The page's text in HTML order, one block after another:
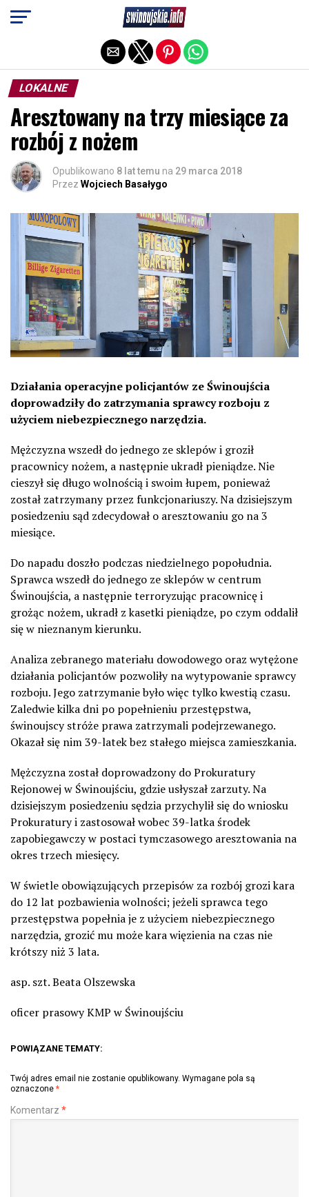
LOKALNE
Aresztowany na trzy miesiące za
rozbój z nożem
Opublikowano 8 lat temu na 29 marca 2018
Przez Wojciech Basałygo
Działania operacyjne policjantów ze Świnoujścia
doprowadziły do zatrzymania sprawcy rozboju z
użyciem niebezpiecznego narzędzia.
Mężczyzna wszedł do jednego ze sklepów i groził
pracownicy nożem, a następnie ukradł pieniądze. Nie
cieszył się długo wolnością i swoim łupem, ponieważ
został zatrzymany przez funkcjonariuszy. Na dzisiejszym
posiedzeniu sąd zdecydował o aresztowaniu go na 3
miesiące.
Do napadu doszło podczas niedzielnego popołudnia.
Sprawca wszedł do jednego ze sklepów w centrum
Świnoujścia, a następnie terroryzując pracownicę i
grożąc nożem, ukradł z kasetki pieniądze, po czym oddalił
się w nieznanym kierunku.
Analiza zebranego materiału dowodowego oraz wytężone
działania policjantów pozwoliły na wytypowanie sprawcy
rozboju. Jego zatrzymanie było więc tylko kwestią czasu.
Zaledwie kilka dni po popełnieniu przestępstwa,
świnoujscy stróże prawa zatrzymali podejrzewanego.
Okazał się nim 39-latek bez stałego miejsca zamieszkania.
Mężczyzna został doprowadzony do Prokuratury
Rejonowej w Świnoujściu, gdzie usłyszał zarzuty. Na
dzisiejszym posiedzeniu sędzia przychylił się do wniosku
Prokuratury i zastosował wobec 39-latka środek
zapobiegawczy w postaci tymczasowego aresztowania na
okres trzech miesięcy.
W świetle obowiązujących przepisów za rozbój grozi kara
do 12 lat pozbawienia wolności; jeżeli sprawca tego
przestępstwa popełnia je z użyciem niebezpiecznego
narzędzia, grozić mu może kara więzienia na czas nie
krótszy niż 3 lata.
asp. szt. Beata Olszewska
oficer prasowy KMP w Świnoujściu
POWIĄZANE TEMATY:
Twój adres email nie zostanie opublikowany. Wymagane pola są
oznaczone *
Komentarz *
Exit mobile version